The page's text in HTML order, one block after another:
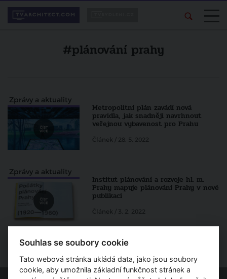
#plánování prahy
Zprávy a aktuality
Metropolitní plán zavádí nová
pravidla, jak snadněji navrhnout
veřejnou vybavenost pro Prahu
Článek / 28. 5. 2022
Zprávy a aktuality
Institut plánování a rozvoje hl. m.
Prahy mapuje plánování Prahy v nové
publikaci
Článek / 3. 2. 2022
Souhlas se soubory cookie
Tato webová stránka ukládá data, jako jsou soubory
cookie, aby umožnila základní funkčnost stránek a